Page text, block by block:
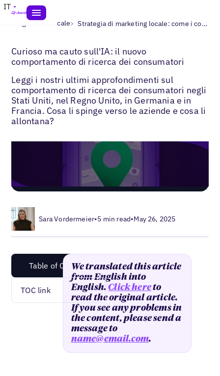
IT
Blogs> SEO locale> Strategia di marketing locale: come i consumatori trovano le aziende
Curioso ma cauto sull'IA: il nuovo
comportamento di ricerca dei consumatori
Leggi i nostri ultimi approfondimenti sul
comportamento di ricerca dei consumatori negli
Stati Uniti, nel Regno Unito, in Germania e in
Francia. Cosa li spinge verso le aziende e cosa li
allontana?
Sara Vordermeier•5 min read•May 26, 2025
Table of Content
TOC link
We translated this article
from English into
English.Click hereto
read the original article.
If you see any problems in
the content, please send a
message to
name@email.com.